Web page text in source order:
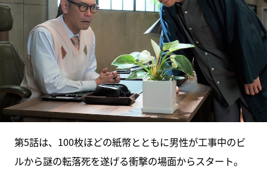
第5話は、100枚ほどの紙幣とともに男性が工事中のビ
ルから謎の転落死を遂げる衝撃の場面からスタート。